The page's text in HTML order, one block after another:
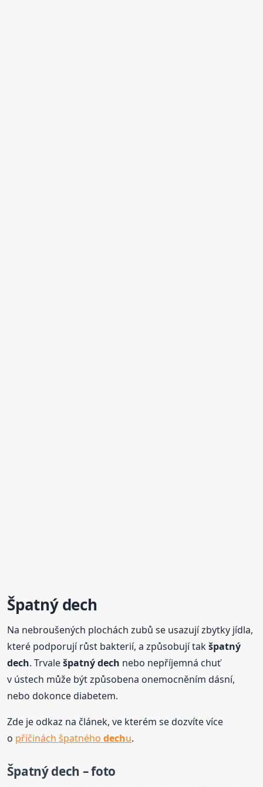
Špatnýdech
Na nebroušených plochách zubů se usazují zbytky jídla,
které podporují růst bakterií, a způsobují takšpatný
dech. Trvalešpatný dech nebo nepříjemná chuť
v ústech může být způsobena onemocněním dásní,
nebo dokonce diabetem.
Zde je odkaz na článek, ve kterém se dozvíte více
o příčinách špatnéhodechu.
Špatnýdech – foto